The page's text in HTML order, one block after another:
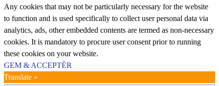
Any cookies that may not be particularly necessary for the website
to function and is used specifically to collect user personal data via
analytics, ads, other embedded contents are termed as non-necessary
cookies. It is mandatory to procure user consent prior to running
these cookies on your website.
GEM & ACCEPTÈR
Translate »